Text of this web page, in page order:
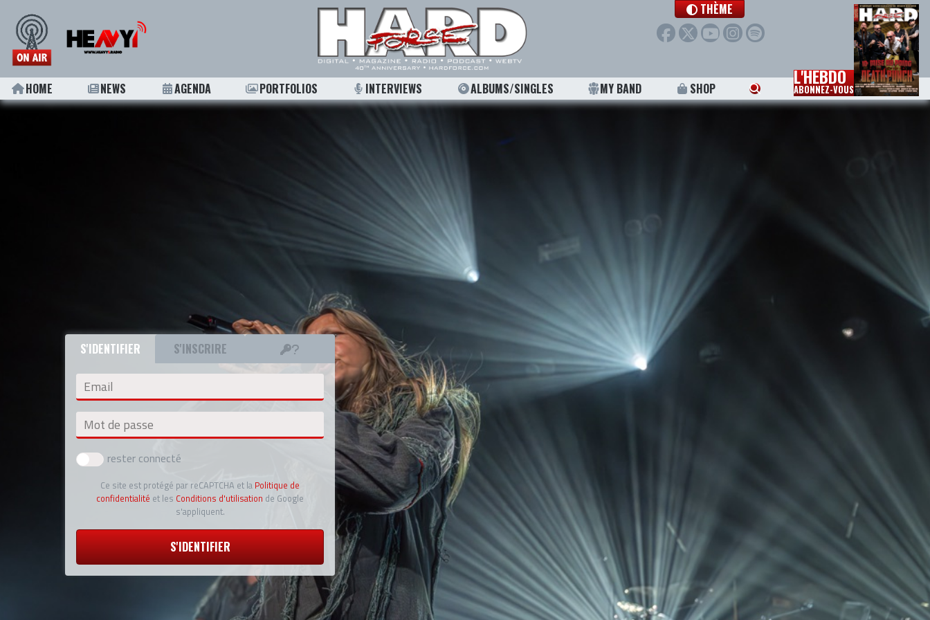
THÈME
HOME NEWS AGENDA PORTFOLIOS INTERVIEWS ALBUMS/SINGLES MY BAND SHOP L'HEBDO
ABONNEZ-VOUS
S'IDENTIFIER S'INSCRIRE
Email
Mot de passe
rester connecté
Ce site est protégé par reCAPTCHA et la Politique de
confidentialité et les Conditions d'utilisation de Google
s'appliquent.
S'IDENTIFIER